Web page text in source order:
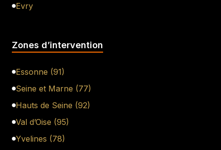
Evry
Zones d’intervention
Essonne (91)
Seine et Marne (77)
Hauts de Seine (92)
Val d’Oise (95)
Yvelines (78)